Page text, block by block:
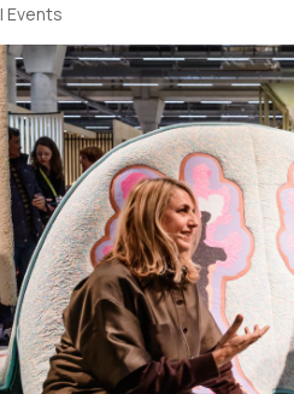
| Events